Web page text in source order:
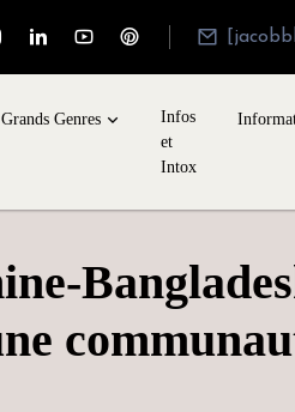
Grands Genres
Infos
et
Intox